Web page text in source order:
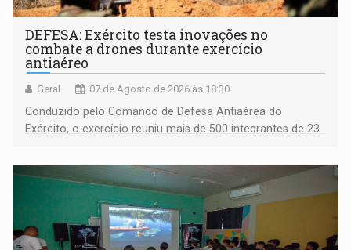
DEFESA: Exército testa inovações no
combate a drones durante exercício
antiaéreo
Geral 07 de Agosto de 2026 às 18:30
Conduzido pelo Comando de Defesa Antiaérea do
Exército, o exercício reuniu mais de 500 integrantes de 23